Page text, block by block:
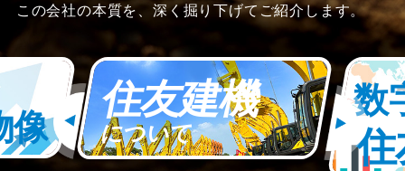
この会社の本質を、深く掘り下げてご紹介します。
像
住友建機
について
数
住